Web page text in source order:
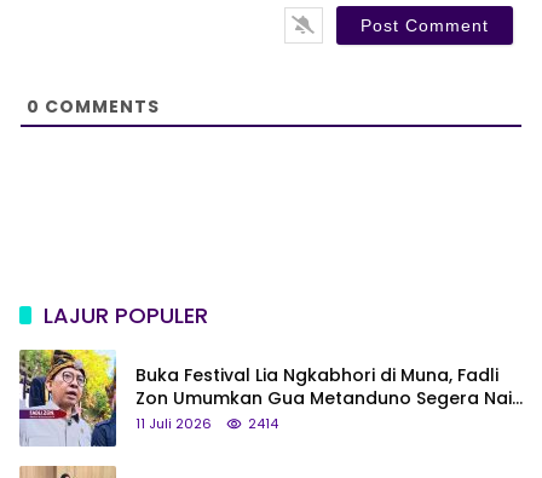
0 COMMENTS
LAJUR POPULER
Buka Festival Lia Ngkabhori di Muna, Fadli
Zon Umumkan Gua Metanduno Segera Naik
Status Jadi Cagar Budaya Nasional
11 Juli 2026 2414